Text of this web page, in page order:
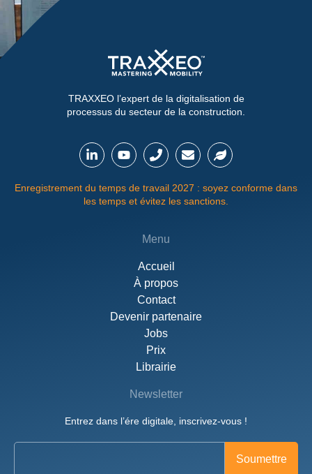
TRAXXEO l’expert de la digitalisation de
processus du secteur de la construction.
Enregistrement du temps de travail 2027 : soyez conforme dans
les temps et évitez les sanctions.
Menu
Accueil
À propos
Contact
Devenir partenaire
Jobs
Prix
Librairie
Newsletter
Entrez dans l’ére digitale, inscrivez-vous !